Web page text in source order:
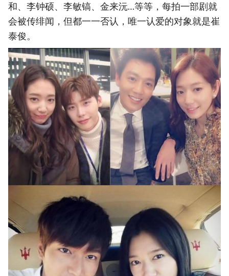
和、李钟硕、李敏镐、金来沅…等等，每拍一部剧就
会被传绯闻，但都一一否认，唯一认爱的对象就是崔
泰俊。